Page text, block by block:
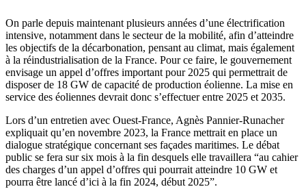
On parle depuis maintenant plusieurs années d’une électrification
intensive, notamment dans le secteur de la mobilité, afin d’atteindre
les objectifs de la décarbonation, pensant au climat, mais également
à la réindustrialisation de la France. Pour ce faire, le gouvernement
envisage un appel d’offres important pour 2025 qui permettrait de
disposer de 18 GW de capacité de production éolienne. La mise en
service des éoliennes devrait donc s’effectuer entre 2025 et 2035.
Lors d’un entretien avec Ouest-France, Agnès Pannier-Runacher
expliquait qu’en novembre 2023, la France mettrait en place un
dialogue stratégique concernant ses façades maritimes. Le débat
public se fera sur six mois à la fin desquels elle travaillera “au cahier
des charges d’un appel d’offres qui pourrait atteindre 10 GW et
pourra être lancé d’ici à la fin 2024, début 2025”.